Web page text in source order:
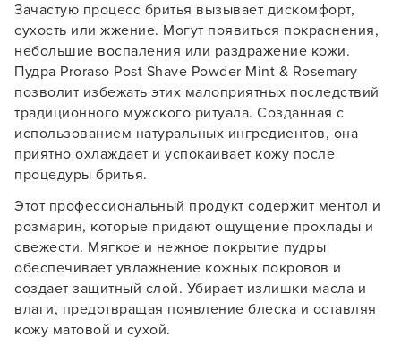
Зачастую процесс бритья вызывает дискомфорт,
сухость или жжение. Могут появиться покраснения,
небольшие воспаления или раздражение кожи.
Пудра Proraso Post Shave Powder Mint & Rosemary
позволит избежать этих малоприятных последствий
традиционного мужского ритуала. Созданная с
использованием натуральных ингредиентов, она
приятно охлаждает и успокаивает кожу после
процедуры бритья.
Этот профессиональный продукт содержит ментол и
розмарин, которые придают ощущение прохлады и
свежести. Мягкое и нежное покрытие пудры
обеспечивает увлажнение кожных покровов и
создает защитный слой. Убирает излишки масла и
влаги, предотвращая появление блеска и оставляя
кожу матовой и сухой.
Заяц–робот